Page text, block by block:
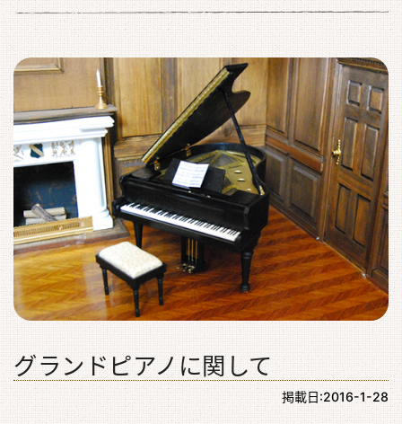
グランドピアノに関して
掲載日:2016-1-28